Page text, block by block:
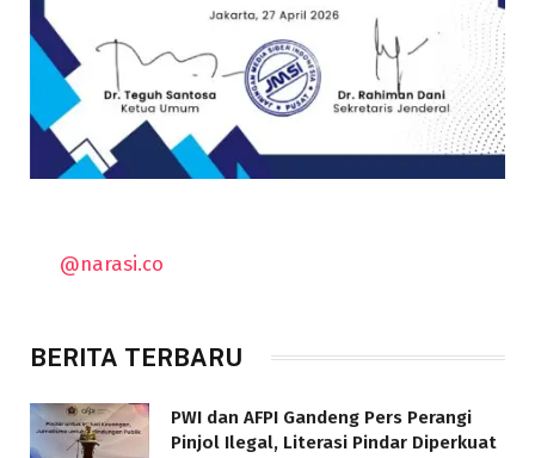
@narasi.co
BERITA TERBARU
PWI dan AFPI Gandeng Pers Perangi
Pinjol Ilegal, Literasi Pindar Diperkuat